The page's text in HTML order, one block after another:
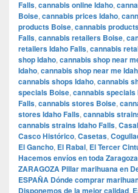
Falls, cannabis online Idaho,
Boise, cannabis prices Idaho,
products Boise, cannabis
Falls, cannabis retailers Boise,
retailers Idaho Falls, cannabis
shop Idaho, cannabis shop near
Idaho, cannabis shop near me
cannabis shops Idaho, cannabis
specials Boise, cannabis specials
Falls, cannabis stores Boise,
stores Idaho Falls, cannabis
cannabis strains Idaho Falls,
Casco Histórico, Casetas,
El Gancho, El Rabal, El Tercer
Hacemos envíos en toda
ZARAGOZA Pillar marihuana en
ESPAÑA Dónde comprar
Disponemos de la mejor calidad,